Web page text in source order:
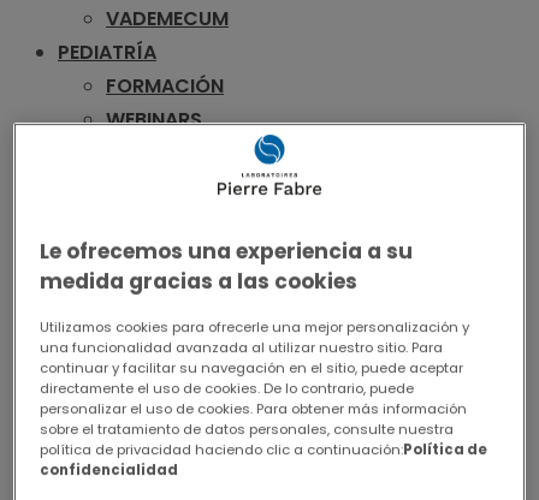
VADEMECUM
PEDIATRÍA
FORMACIÓN
WEBINARS
VADEMECUM
FORMACIÓN
PUBLICACIONES
WEBINARS
RECURSOS
VADEMECUM
ONCOLOGÍA
MAMA
Le ofrecemos una experiencia a su
medida gracias a las cookies
Utilizamos cookies para ofrecerle una mejor personalización y
una funcionalidad avanzada al utilizar nuestro sitio. Para
continuar y facilitar su navegación en el sitio, puede aceptar
directamente el uso de cookies. De lo contrario, puede
personalizar el uso de cookies. Para obtener más información
sobre el tratamiento de datos personales, consulte nuestra
política de privacidad haciendo clic a continuación:Política de
confidencialidad